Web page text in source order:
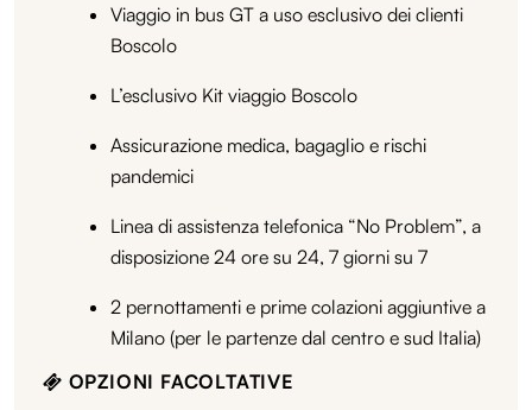
Viaggio in bus GT a uso esclusivo dei clienti
Boscolo
L’esclusivo Kit viaggio Boscolo
Assicurazione medica, bagaglio e rischi
pandemici
Linea di assistenza telefonica “No Problem”, a
disposizione 24 ore su 24, 7 giorni su 7
2 pernottamenti e prime colazioni aggiuntive a
Milano (per le partenze dal centro e sud Italia)
OPZIONI FACOLTATIVE